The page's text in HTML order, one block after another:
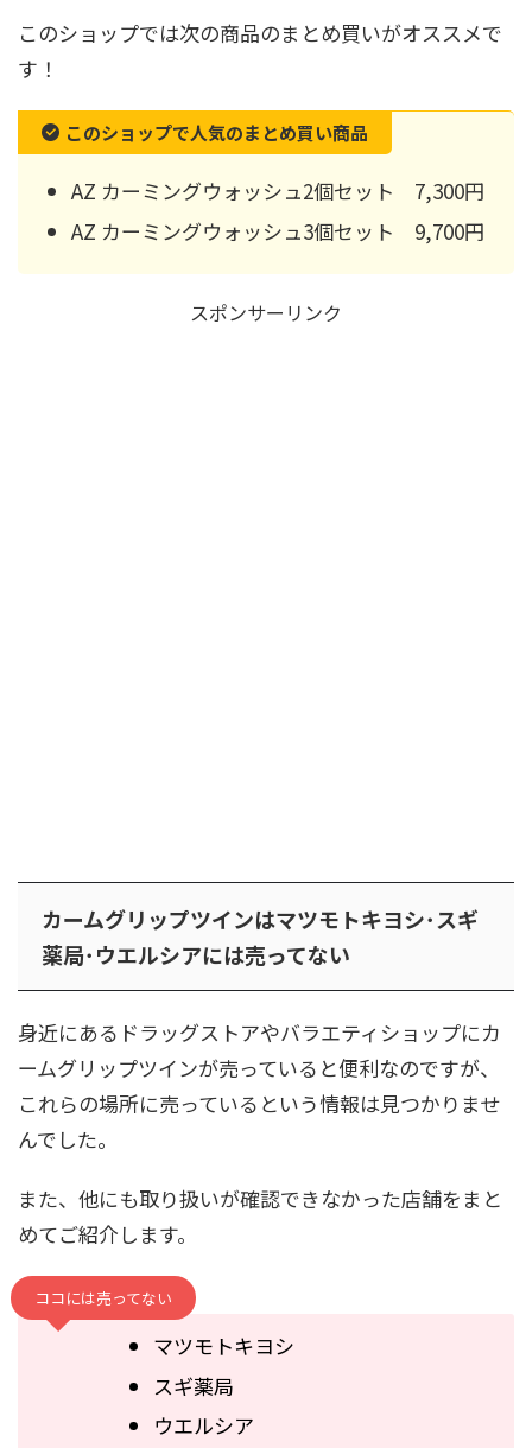
このショップでは次の商品のまとめ買いがオススメで
す！
このショップで人気のまとめ買い商品
AZ カーミングウォッシュ2個セット 7,300円
AZ カーミングウォッシュ3個セット 9,700円
スポンサーリンク
カームグリップツインはマツモトキヨシ･スギ
薬局･ウエルシアには売ってない
身近にあるドラッグストアやバラエティショップにカ
ームグリップツインが売っていると便利なのですが、
これらの場所に売っているという情報は見つかりませ
んでした。
また、他にも取り扱いが確認できなかった店舗をまと
めてご紹介します。
ココには売ってない
マツモトキヨシ
スギ薬局
ウエルシア